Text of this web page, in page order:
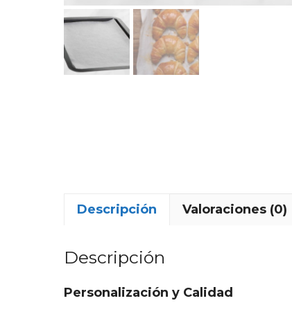
Descripción Valoraciones (0)
Descripción
Personalización y Calidad